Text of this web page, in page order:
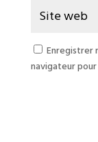
Enregistrer
navigateur